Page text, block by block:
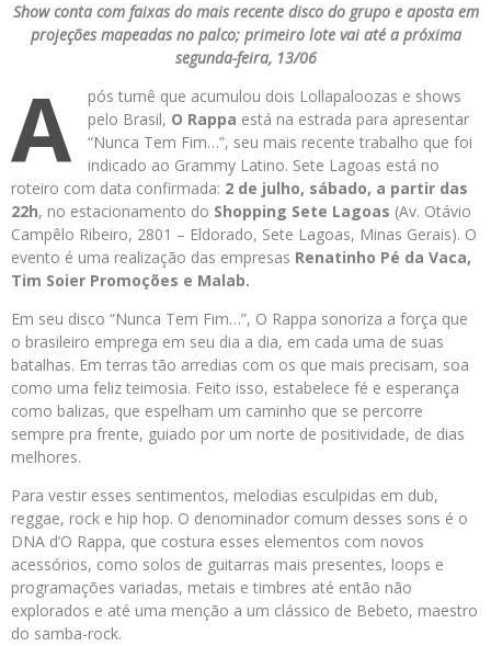
Show conta com faixas do mais recente disco do grupo e aposta em
projeções mapeadas no palco; primeiro lote vai até a próxima
segunda-feira, 13/06
A
pós turnê que acumulou dois Lollapaloozas e shows
pelo Brasil, O Rappa está na estrada para apresentar
“Nunca Tem Fim…”, seu mais recente trabalho que foi
indicado ao Grammy Latino. Sete Lagoas está no
roteiro com data confirmada: 2 de julho, sábado, a partir das
22h, no estacionamento do Shopping Sete Lagoas (Av. Otávio
Campêlo Ribeiro, 2801 – Eldorado, Sete Lagoas, Minas Gerais). O
evento é uma realização das empresas Renatinho Pé da Vaca,
Tim Soier Promoções e Malab.
Em seu disco “Nunca Tem Fim…”, O Rappa sonoriza a força que
o brasileiro emprega em seu dia a dia, em cada uma de suas
batalhas. Em terras tão arredias com os que mais precisam, soa
como uma feliz teimosia. Feito isso, estabelece fé e esperança
como balizas, que espelham um caminho que se percorre
sempre pra frente, guiado por um norte de positividade, de dias
melhores.
Para vestir esses sentimentos, melodias esculpidas em dub,
reggae, rock e hip hop. O denominador comum desses sons é o
DNA d’O Rappa, que costura esses elementos com novos
acessórios, como solos de guitarras mais presentes, loops e
programações variadas, metais e timbres até então não
explorados e até uma menção a um clássico de Bebeto, maestro
do samba-rock.